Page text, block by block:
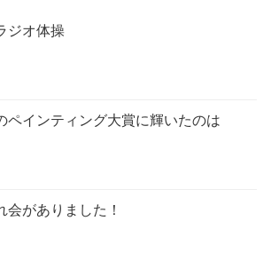
ジオ体操
ペインティング大賞に輝いたのは
会がありました！